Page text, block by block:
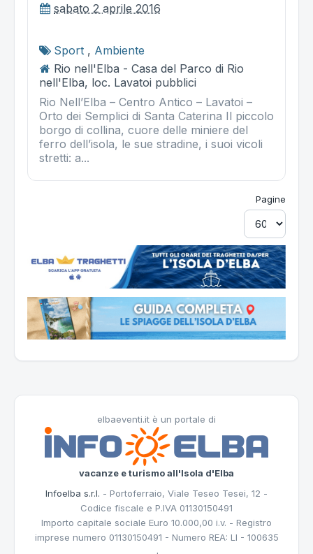
sabato 2 aprile 2016
Sport , Ambiente
Rio nell'Elba - Casa del Parco di Rio
nell'Elba, loc. Lavatoi pubblici
Rio Nell’Elba – Centro Antico – Lavatoi –
Orto dei Semplici di Santa Caterina Il piccolo
borgo di collina, cuore delle miniere del
ferro dell’isola, le sue stradine, i suoi vicoli
stretti: a...
Pagine
elbaeventi.it è un portale di
vacanze e turismo all'Isola d'Elba
Infoelba s.r.l. - Portoferraio, Viale Teseo Tesei, 12 -
Codice fiscale e P.IVA 01130150491
Importo capitale sociale Euro 10.000,00 i.v. - Registro
imprese numero 01130150491 - Numero REA: LI - 100635